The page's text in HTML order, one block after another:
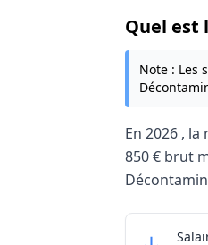
Quel est
Note : Les
En 2026 , la
850 € brut
Grille